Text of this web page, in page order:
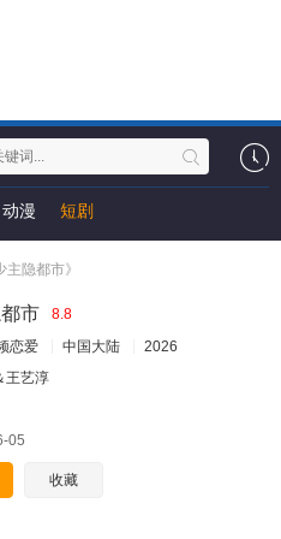
动漫 短剧
主隐都市》
市
8.8
恋爱 中国大陆
2026
王艺淳
05
收藏